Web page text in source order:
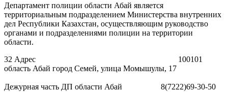
Департамент полиции области Абай является
территориальным подразделением Министерства внутренних
дел Республики Казахстан, осуществляющим руководство
органами и подразделениями полиции на территории
области.
32 Адрес 100101
область Абай город Семей, улица Момышулы, 17
Дежурная часть ДП области Абай 8(7222)69-30-50